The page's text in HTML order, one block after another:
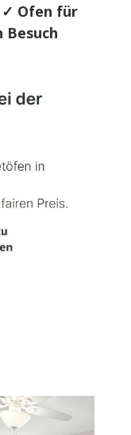
✓ Ofen für
Besuch